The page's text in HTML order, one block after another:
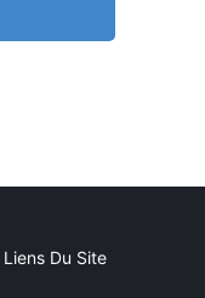
Liens Du Site